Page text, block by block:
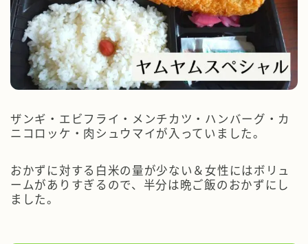
ザンギ・エビフライ・メンチカツ・ハンバーグ・カ
ニコロッケ・肉シュウマイが入っていました。
おかずに対する白米の量が少ない＆女性にはボリュ
ームがありすぎるので、半分は晩ご飯のおかずにし
ました。